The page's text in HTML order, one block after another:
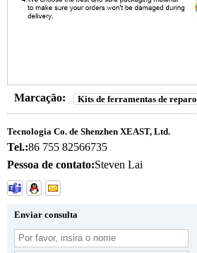
Marcação: Kits de ferramentas de reparo
Tecnologia Co. de Shenzhen XEAST, Ltd.
Tel.:86 755 82566735
Pessoa de contato:Steven Lai
Enviar consulta